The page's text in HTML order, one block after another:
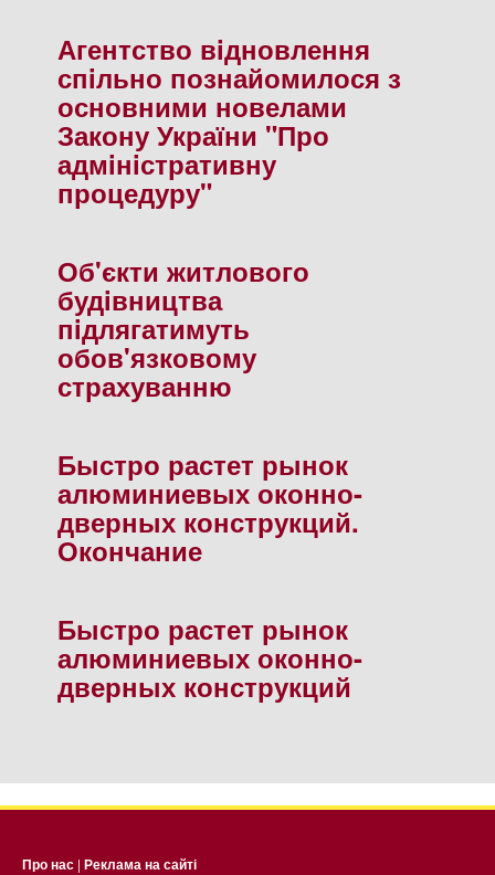
Агентство вiдновлення
спiльно познайомилося з
основними новелами
Закону України "Про
адмiнiстративну
процедуру"
Об'єкти житлового
будiвництва
пiдлягатимуть
обов'язковому
страхуванню
Быстро растет рынок
алюминиевых оконно-
дверных конструкций.
Окончание
Быстро растет рынок
алюминиевых оконно-
дверных конструкций
Про нас | Реклама на сайті